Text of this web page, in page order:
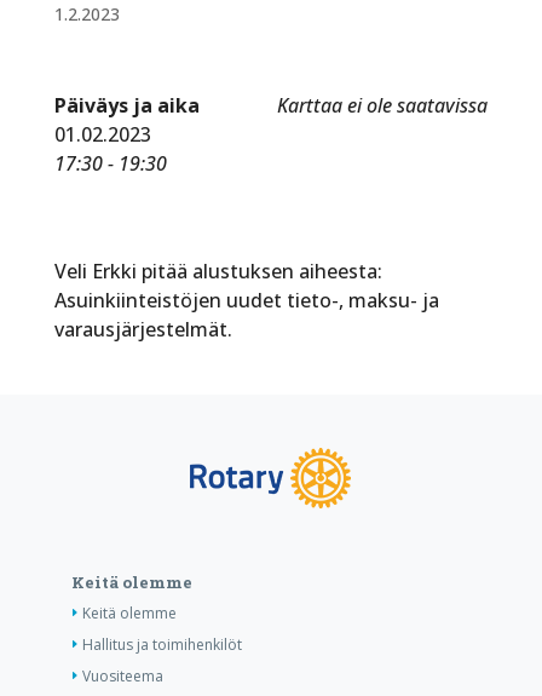
1.2.2023
Karttaa ei ole saatavissa
Päiväys ja aika
01.02.2023
17:30 - 19:30
Veli Erkki pitää alustuksen aiheesta:
Asuinkiinteistöjen uudet tieto-, maksu- ja
varausjärjestelmät.
Keitä olemme
Keitä olemme
Hallitus ja toimihenkilöt
Vuositeema